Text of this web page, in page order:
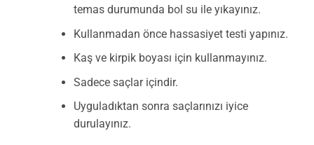
temas durumunda bol su ile yıkayınız.
Kullanmadan önce hassasiyet testi yapınız.
Kaş ve kirpik boyası için kullanmayınız.
Sadece saçlar içindir.
Uyguladıktan sonra saçlarınızı iyice
durulayınız.